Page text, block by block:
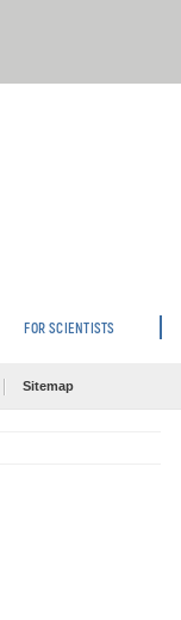
FOR SCIENTISTS
Sitemap